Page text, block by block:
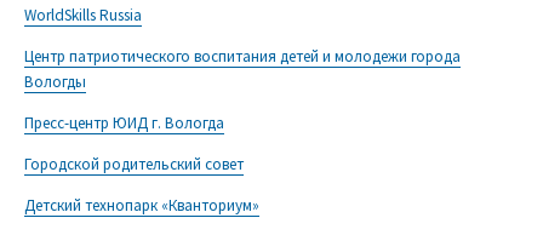
WorldSkills Russia
Центр патриотического воспитания детей и молодежи города
Вологды
Пресс-центр ЮИД г. Вологда
Городской родительский совет
Детский технопарк «Кванториум»